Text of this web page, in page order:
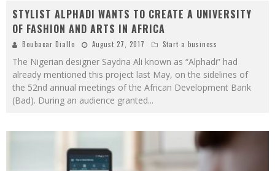
STYLIST ALPHADI WANTS TO CREATE A UNIVERSITY
OF FASHION AND ARTS IN AFRICA
Boubacar Diallo August 27, 2017 Start a business
The Nigerian designer Saydna Ali known as “Alphadi” had
already mentioned this project last May, on the sidelines of
the 52nd annual meetings of the African Development Bank
(Bad). During an audience granted...